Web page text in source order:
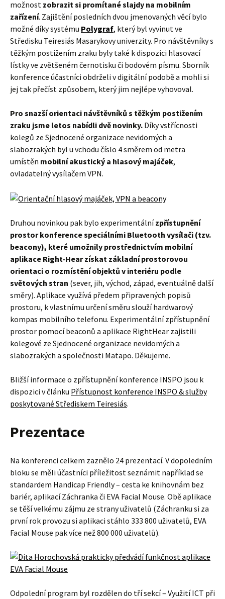
možnost zobrazit si promítané slajdy na mobilním
zařízení. Zajištění posledních dvou jmenovaných věcí bylo
možné díky systému Polygraf, který byl vyvinut ve
Středisku Teiresiás Masarykovy univerzity. Pro návštěvníky s
těžkým postižením zraku byly také k dispozici hlasovací
lístky ve zvětšeném černotisku či bodovém písmu. Sborník
konference účastníci obdrželi v digitální podobě a mohli si
jej tak přečíst způsobem, který jim nejlépe vyhovoval.
Pro snazší orientaci návštěvníků s těžkým postižením
zraku jsme letos nabídli dvě novinky. Díky vstřícnosti
kolegů ze Sjednocené organizace nevidomých a
slabozrakých byl u vchodu číslo 4 směrem od metra
umístěn mobilní akustický a hlasový majáček,
ovladatelný vysílačem VPN.
Druhou novinkou pak bylo experimentálnízpřístupnění
prostor konference speciálními Bluetooth vysílači (tzv.
beacony), které umožnily prostřednictvím mobilní
aplikace Right-Hear získat základní prostorovou
orientaci o rozmístění objektů v interiéru podle
světových stran (sever, jih, východ, západ, eventuálně další
směry). Aplikace využívá předem připravených popisů
prostoru, k vlastnímu určení směru slouží hardwarový
kompas mobilního telefonu. Experimentální zpřístupnění
prostor pomocí beaconů a aplikace RightHear zajistili
kolegové ze Sjednocené organizace nevidomých a
slabozrakých a společnosti Matapo. Děkujeme.
Bližší informace o zpřístupnění konference INSPO jsou k
dispozici v článku Přístupnost konference INSPO & služby
poskytované Střediskem Teiresiás.
Prezentace
Na konferenci celkem zaznělo 24 prezentací. V dopoledním
bloku se měli účastníci příležitost seznámit například se
standardem Handicap Friendly – cesta ke knihovnám bez
bariér, aplikací Záchranka či EVA Facial Mouse. Obě aplikace
se těší velkému zájmu ze strany uživatelů (Záchranku si za
první rok provozu si aplikaci stáhlo 333 800 uživatelů, EVA
Facial Mouse pak více než 800 000 uživatelů).
Odpolední program byl rozdělen do tří sekcí – Využití ICT při